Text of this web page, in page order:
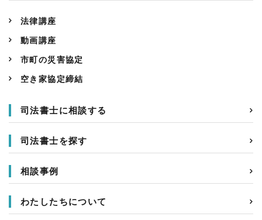
法律講座
動画講座
市町の災害協定
空き家協定締結
司法書士に相談する
司法書士を探す
相談事例
わたしたちについて